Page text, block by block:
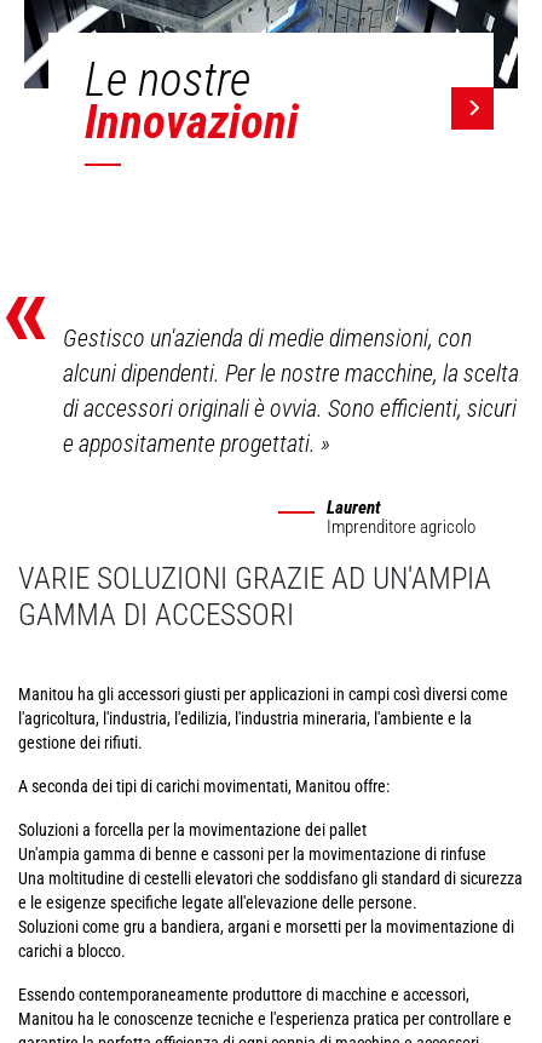
Le nostre
Innovazioni
«
Gestisco un'azienda di medie dimensioni, con
alcuni dipendenti. Per le nostre macchine, la scelta
di accessori originali è ovvia. Sono efficienti, sicuri
e appositamente progettati.»
Laurent
Imprenditore agricolo
VARIE SOLUZIONI GRAZIE AD UN'AMPIA
GAMMA DI ACCESSORI
Manitou ha gli accessori giusti per applicazioni in campi così diversi come
l'agricoltura, l'industria, l'edilizia, l'industria mineraria, l'ambiente e la
gestione dei rifiuti.
A seconda dei tipi di carichi movimentati, Manitou offre:
Soluzioni a forcella per la movimentazione dei pallet
Un'ampia gamma di benne e cassoni per la movimentazione di rinfuse
Una moltitudine di cestelli elevatori che soddisfano gli standard di sicurezza
e le esigenze specifiche legate all'elevazione delle persone.
Soluzioni come gru a bandiera, argani e morsetti per la movimentazione di
carichi a blocco.
Essendo contemporaneamente produttore di macchine e accessori,
Manitou ha le conoscenze tecniche e l'esperienza pratica per controllare e